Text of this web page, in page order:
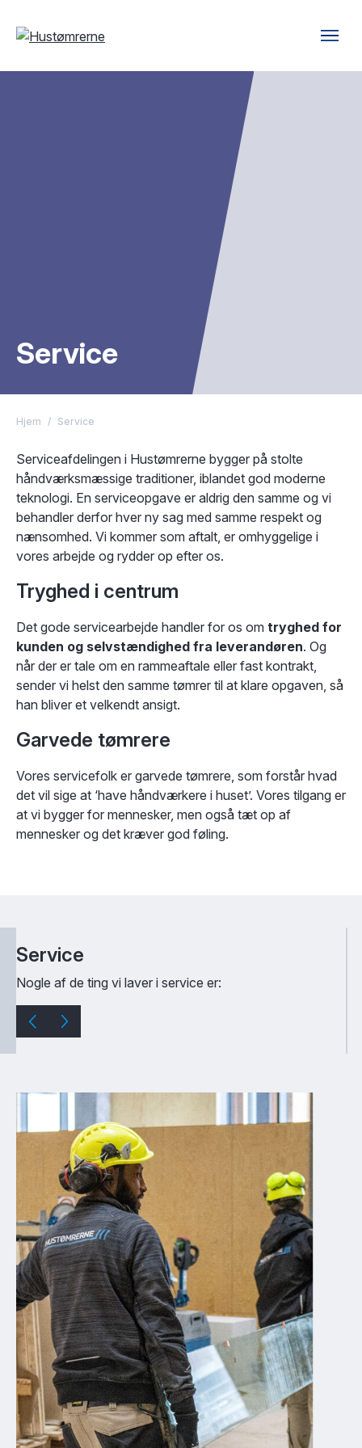
Service
Hjem / Service
Serviceafdelingen i Hustømrerne bygger på stolte
håndværksmæssige traditioner, iblandet god moderne
teknologi. En serviceopgave er aldrig den samme og vi
behandler derfor hver ny sag med samme respekt og
nænsomhed. Vi kommer som aftalt, er omhyggelige i
vores arbejde og rydder op efter os.
Tryghed i centrum
Det gode servicearbejde handler for os om tryghed for
kunden og selvstændighed fra leverandøren. Og
når der er tale om en rammeaftale eller fast kontrakt,
sender vi helst den samme tømrer til at klare opgaven, så
han bliver et velkendt ansigt.
Garvede tømrere
Vores servicefolk er garvede tømrere, som forstår hvad
det vil sige at ‘have håndværkere i huset’. Vores tilgang er
at vi bygger for mennesker, men også tæt op af
mennesker og det kræver god føling.
Service
Nogle af de ting vi laver i service er: